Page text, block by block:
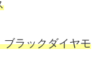
ブラックダイヤモ